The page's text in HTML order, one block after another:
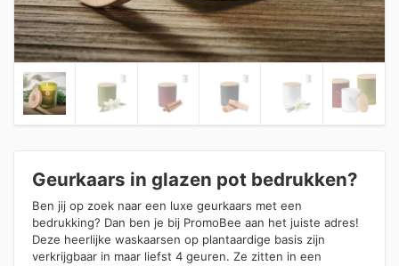
Geurkaars in glazen pot bedrukken?
Ben jij op zoek naar een luxe geurkaars met een
bedrukking? Dan ben je bij PromoBee aan het juiste adres!
Deze heerlijke waskaarsen op plantaardige basis zijn
verkrijgbaar in maar liefst 4 geuren. Ze zitten in een